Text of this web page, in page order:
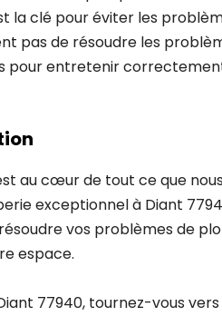
la clé pour éviter les
pas de résoudre les
pour entretenir
au cœur de tout ce que
exceptionnel à Diant
vos problèmes de
espace.
77940, tournez-vous